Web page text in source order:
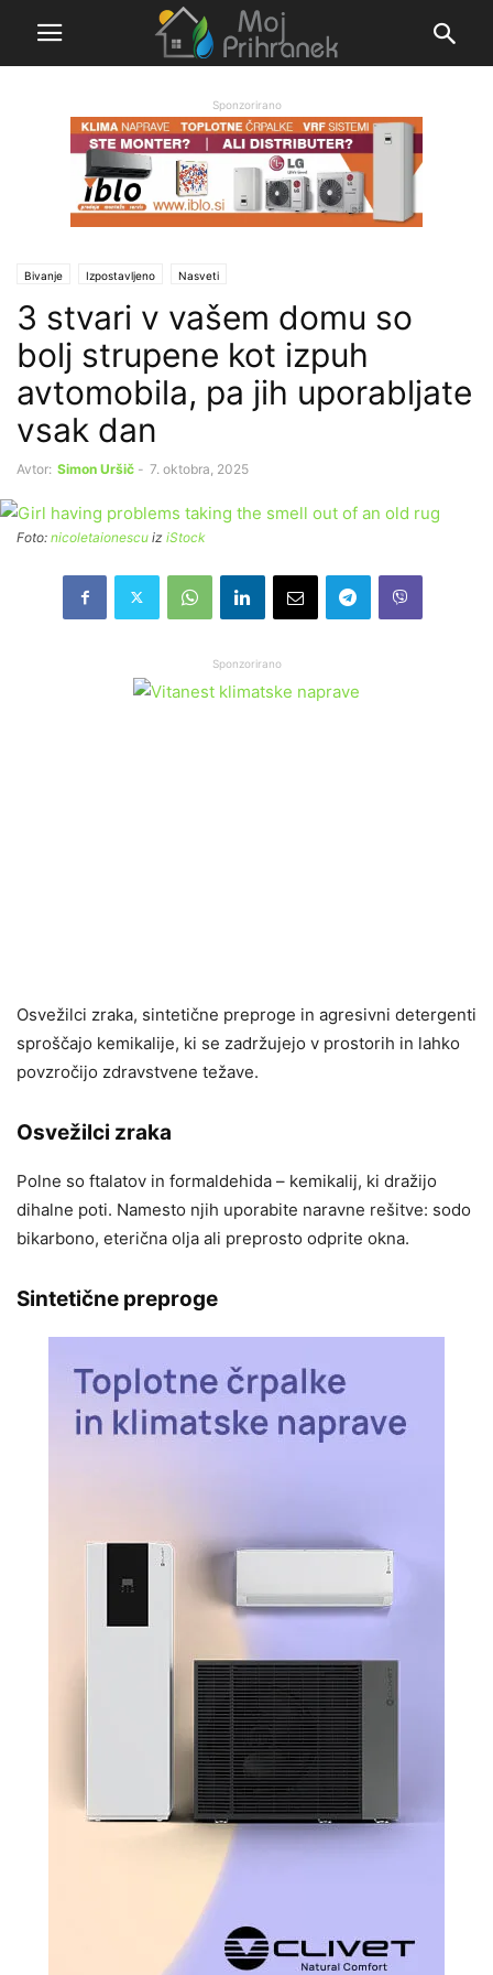
Sponzorirano
Bivanje Izpostavljeno Nasveti
3 stvari v vašem domu so
bolj strupene kot izpuh
avtomobila, pa jih uporabljate
vsak dan
Avtor: Simon Uršič - 7. oktobra, 2025
Foto: nicoletaionescu iz iStock
Sponzorirano
Osvežilci zraka, sintetične preproge in agresivni detergenti
sproščajo kemikalije, ki se zadržujejo v prostorih in lahko
povzročijo zdravstvene težave.
Osvežilci zraka
Polne so ftalatov in formaldehida – kemikalij, ki dražijo
dihalne poti. Namesto njih uporabite naravne rešitve: sodo
bikarbono, eterična olja ali preprosto odprite okna.
Sintetične preproge